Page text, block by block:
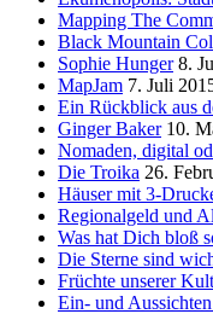
Mapping The
Black Mountain
Sophie Hunger 8.
MapJam 7. Juli
Ein Rückblick aus
Ginger Baker 10.
Nomaden, digital
Die Troika 26.
Häuser mit 3-
Regionalgeld und
Was hat Dich bloß
Die Sterne sind
Früchte unserer
Ein- und